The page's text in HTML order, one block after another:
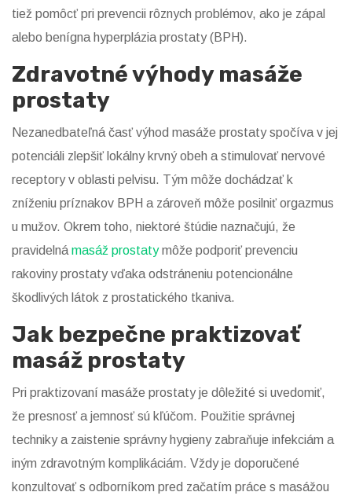
tiež pomôcť pri prevencii rôznych problémov, ako je zápal
alebo benígna hyperplázia prostaty (BPH).
Zdravotné výhody masáže
prostaty
Nezanedbateľná časť výhod masáže prostaty spočíva v jej
potenciáli zlepšiť lokálny krvný obeh a stimulovať nervové
receptory v oblasti pelvisu. Tým môže dochádzať k
zníženiu príznakov BPH a zároveň môže posilniť orgazmus
u mužov. Okrem toho, niektoré štúdie naznačujú, že
pravidelná masáž prostatymôže podporiť prevenciu
rakoviny prostaty vďaka odstráneniu potencionálne
škodlivých látok z prostatického tkaniva.
Jak bezpečne praktizovať
masáž prostaty
Pri praktizovaní masáže prostaty je dôležité si uvedomiť,
že presnosť a jemnosť sú kľúčom. Použitie správnej
techniky a zaistenie správny hygieny zabraňuje infekciám a
iným zdravotným komplikáciám. Vždy je doporučené
konzultovať s odborníkom pred začatím práce s masážou